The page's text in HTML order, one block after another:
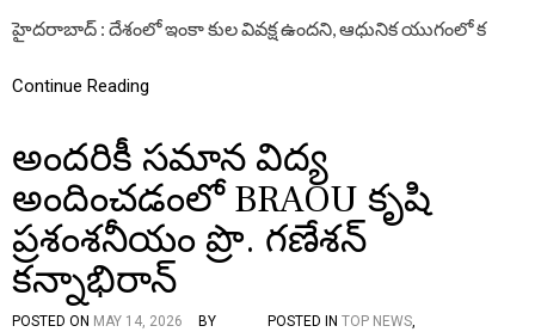
మ
సె
సే
హైదరాబాద్ : దేశంలో ఇంకా కుల వివక్ష ఉందని, ఆధునిక యుగంలో క
Continue Reading
అందరికీ సమాన విద్య
అందించడంలో BRAOU కృషి
ప్రశంశనీయం ప్రొ. గణేశన్
కన్నాభిరాన్
POSTED ON MAY 14, 2026
BY
POSTED IN TOP NEWS